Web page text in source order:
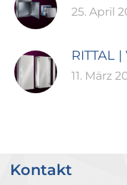
25. April
RITTAL
11. März
Kontakt